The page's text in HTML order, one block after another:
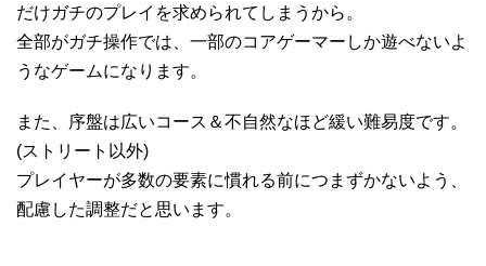
だけガチのプレイを求められてしまうから。
全部がガチ操作では、一部のコアゲーマーしか遊べないよ
うなゲームになります。
また、序盤は広いコース＆不自然なほど緩い難易度です。
(ストリート以外)
プレイヤーが多数の要素に慣れる前につまずかないよう、
配慮した調整だと思います。